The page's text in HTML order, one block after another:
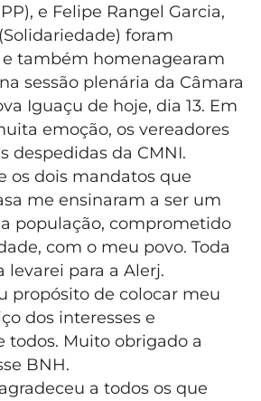
e Felipe Rangel Garcia,
foram
também homenagearam
sessão plenária da Câmara
Iguaçu de hoje, dia 13. Em
emoção, os vereadores
despedidas da CMNI.
os dois mandatos que
me ensinaram a ser um
população, comprometido
com o meu povo. Toda
levarei para a Alerj.
propósito de colocar meu
dos interesses e
todos. Muito obrigado a
BNH.
a todos os que